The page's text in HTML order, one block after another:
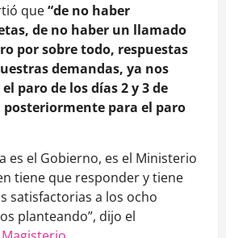
que“de no haber
de no haber un llamado
por sobre todo, respuestas
demandas, ya nos
paro de los días 2 y 3 de
para el paro
es el Gobierno, es el Ministerio
tiene que responder y tiene
satisfactorias a los ocho
planteando”, dijo el